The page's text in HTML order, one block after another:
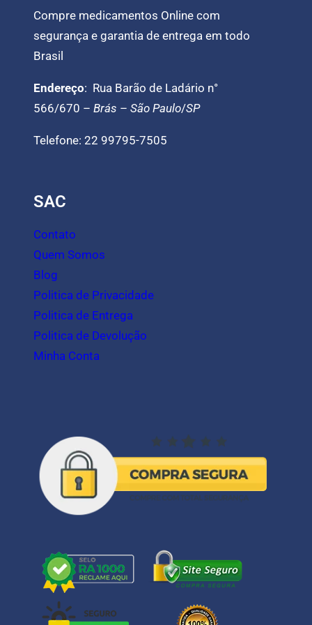
Compre medicamentos Online com
segurança e garantia de entrega em todo
Brasil
Endereço: Rua Barão de Ladário n°
566/670 – Brás – São Paulo/SP
Telefone: 22 99795-7505
SAC
Contato
Quem Somos
Blog
Politica de Privacidade
Politica de Entrega
Politica de Devolução
Minha Conta